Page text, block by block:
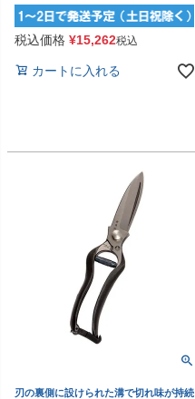
税込価格 ¥15,262税込
カートに入れる
刃の裏側に設けられた溝で切れ味が持続